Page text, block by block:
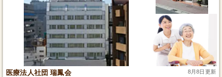
医療法人社団 瑞鳳会 8月8日更新